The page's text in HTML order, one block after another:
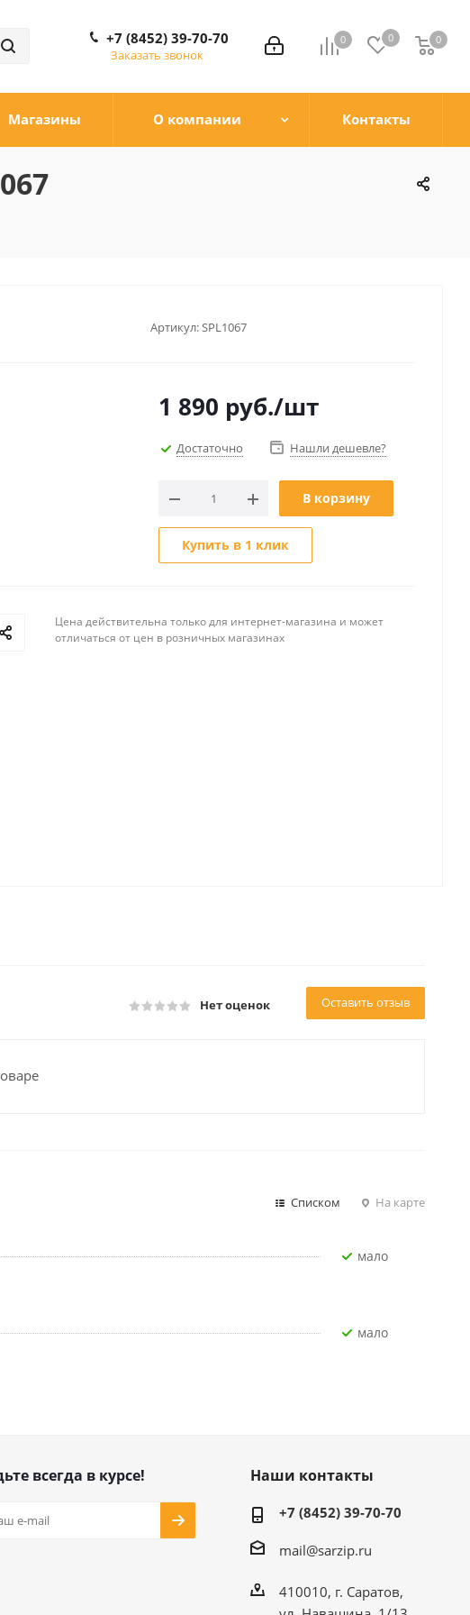
0 0 0
0
+7 (8452) 39-70-70
Заказать звонок
Магазины О компании Контакты
Артикул: SPL1067
1 890 руб./шт
Достаточно Нашли дешевле?
В корзину
Купить в 1 клик
Цена действительна только для интернет-магазина и может
отличаться от цен в розничных магазинах
Нет оценок Оставить отзыв
Списком На карте
Мало
Мало
всегда в курсе! Наши контакты
+7 (8452) 39-70-70
mail@sarzip.ru
410010, г. Саратов,